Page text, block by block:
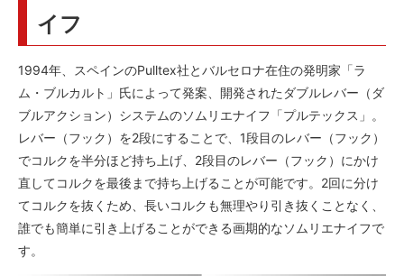
イフ
1994年、スペインのPulltex社とバルセロナ在住の発明家「ラ
ム・ブルカルト」氏によって発案、開発されたダブルレバー（ダ
ブルアクション）システムのソムリエナイフ「プルテックス」。
レバー（フック）を2段にすることで、1段目のレバー（フック）
でコルクを半分ほど持ち上げ、2段目のレバー（フック）にかけ
直してコルクを最後まで持ち上げることが可能です。2回に分け
てコルクを抜くため、長いコルクも無理やり引き抜くことなく、
誰でも簡単に引き上げることができる画期的なソムリエナイフで
す。